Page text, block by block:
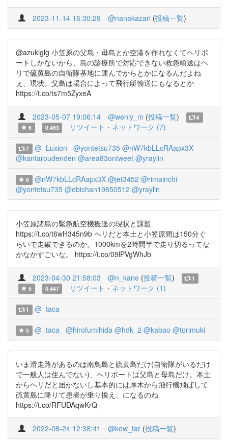
2023-11-14 16:30:29 @nanakazari (投稿一覧)
@azukiglg 小笠原の父島・母島とか空港を作れなくてヘリポ
ートしかないから、島の診療所で対応できない救急輸送はヘ
リで硫黄島の自衛隊基地に運んでからとかになるんだよね
ぇ、現状。父島は場合によって飛行艇輸送にもなるとか
https://t.co/ts7m5ZyxeA
2023-05-07 19:06:14 @wenly_m (投稿一覧)
6
6
0.463 リツイート・ネットワーク (7)
7 @_Luxion_ @yontetsu735 @nW7kbLLcRAapx3X
@kantaroudenden @area83ontweet @yraylin
6 @nW7kbLLcRAapx3X @jet3452 @rimainchi
@yontetsu735 @ebichan19850512 @yraylin
小笠原諸島の緊急航空機搬送の現状と課題
https://t.co/t6wH345n9b ヘリだと本土と小笠原間は150分ぐ
らいで走破できるのか。1000kmを2時間半で走り切るってな
かなかすごいな。 https://t.co/09lPVgWhJb
2023-04-30 21:58:03 @n_kane (投稿一覧)
1
5
0.447 リツイート・ネットワーク (1)
1 @_taca_
5 @_taca_ @hirofumihida @hdk_2 @kabao @torimuki
いま滑走路があるのは南鳥島と硫黄島だけ(自衛隊がいるだけ
で一般人は住んでない)、ヘリポートは父島と母島だけ。本土
からヘリだと届かないし基本的には厚木から飛行機飛ばして
硫黄島に降りて患者が乗り換え、になるのね
https://t.co/RFUDAqwKrQ
2022-08-24 12:38:41 @kow_tar (投稿一覧)